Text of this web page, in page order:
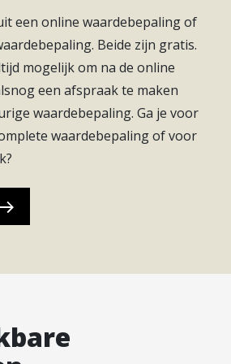
eigen wens uit te zoeken! De
versterken het gevoel van
Aan de achterzijde van de
met dubbel
naar de achtertuin. Vanuit de
tot de trapkast. In de
Het
kunnen worden en de woning
een ideale extra plek
de voorzijde tref je de master
van diverse raampartijen. Wat
een online waardebepaling of
Beide zijn gratis.
mogelijk om na de online
een afspraak te maken
waardebepaling. Ga je voor
waardebepaling of voor